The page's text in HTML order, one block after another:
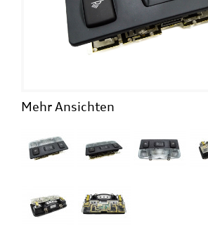
Mehr Ansichten